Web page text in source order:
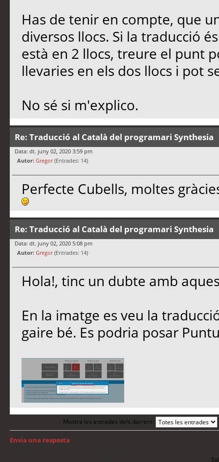
Has de tenir en compte, que
diversos llocs. Si la traducció
està en 2 llocs, treure el punt
llevaries en els dos llocs i pot
No sé si m'explico.
Re: Traducció al Català del programari Synthesia
Data: dt. juny 02, 2020 3:59 pm
Autor: Gregor(Entrades: 14)
Perfecte Cubells, moltes
Re: Traducció al Català del programari Synthesia
Data: dt. juny 02, 2020 5:08 pm
Autor: Gregor(Entrades: 14)
Hola!, tinc un dubte amb
En la imatge es veu la
gaire bé. Es podria posar
Mostra les entrades dels darrers:
Envia una resposta